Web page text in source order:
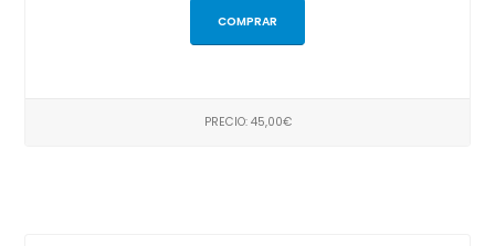
COMPRAR
PRECIO: 45,00€